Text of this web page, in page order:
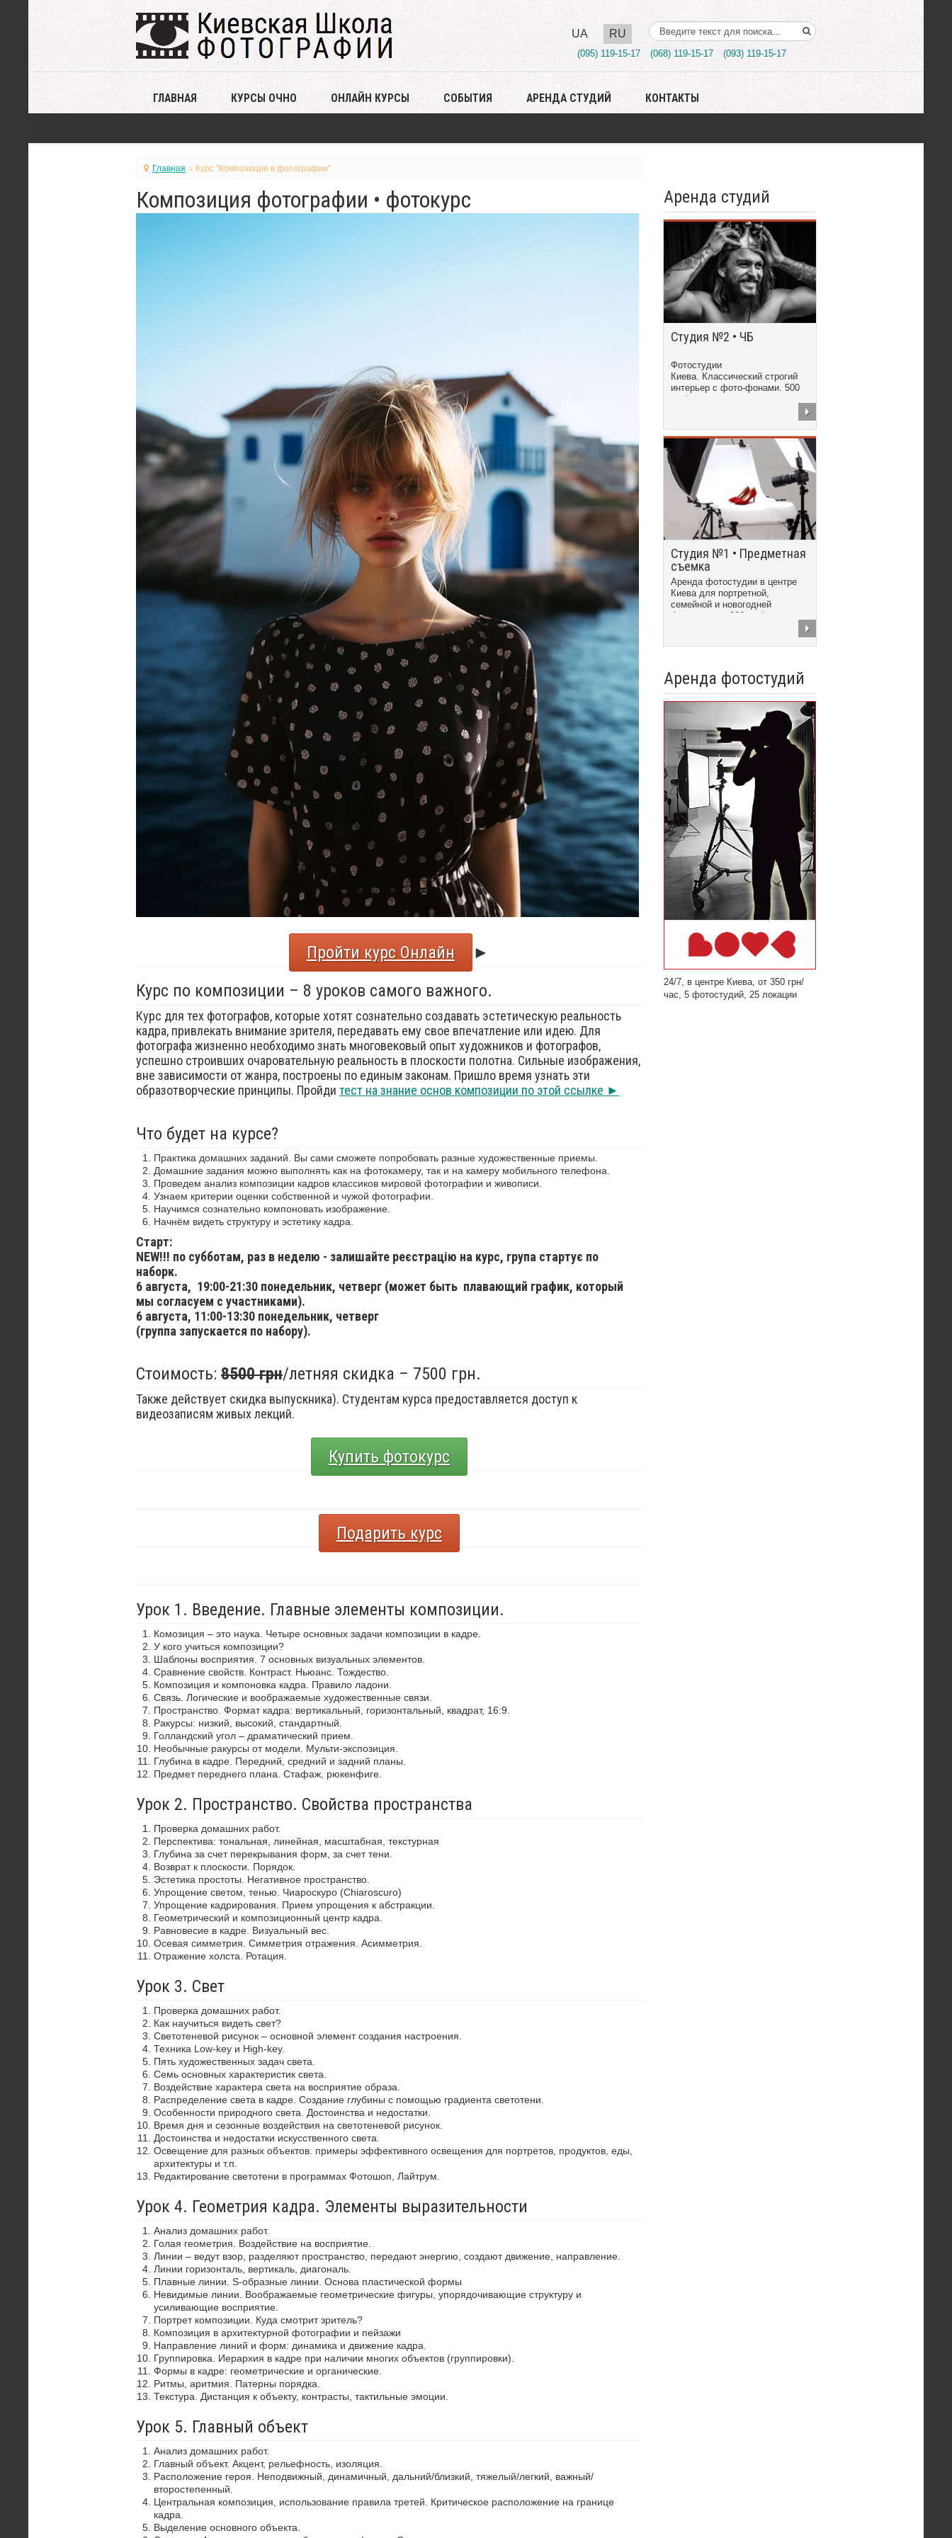
UA RU Поиск..
(095) 119-15-17 (068) 119-15-17 (093) 119-15-17
ГЛАВНАЯ КУРСЫ ОЧНО ОНЛАЙН КУРСЫ СОБЫТИЯ АРЕНДА СТУДИЙ КОНТАКТЫ
Главная Курс "Композиция в фотографии"
Композиция фотографии • фотокурс
Пройти курс Онлайн
►
Курс по композиции – 8 уроков самого важного.
Курс для тех фотографов, которые хотят сознательно создавать эстетическую реальность
кадра, привлекать внимание зрителя, передавать ему свое впечатление или идею. Для
фотографа жизненно необходимо знать многовековый опыт художников и фотографов,
успешно строивших очаровательную реальность в плоскости полотна. Сильные изображения,
вне зависимости от жанра, построены по единым законам. Пришло время узнать эти
образотворческие принципы. Пройди тест на знание основ композиции по этой ссылке ►
Что будет на курсе?
Практика домашних заданий. Вы сами сможете попробовать разные художественные приемы.
Домашние задания можно выполнять как на фотокамеру, так и на камеру мобильного телефона.
Проведем анализ композиции кадров классиков мировой фотографии и живописи.
Узнаем критерии оценки собственной и чужой фотографии.
Научимся сознательно компоновать изображение.
Начнём видеть структуру и эстетику кадра.
Старт:
NEW!!! по субботам, раз в неделю - залишайте реєстрацію на курс, група стартує по
наборк.
6 августа, 19:00-21:30 понедельник, четверг (может быть плавающий график, который
мы согласуем с участниками).
6 августа, 11:00-13:30 понедельник, четверг
(группа запускается по набору).
Стоимость: 8500 грн/летняя скидка – 7500 грн.
Также действует скидка выпускника). Студентам курса предоставляется доступ к
видеозаписям живых лекций.
Купить фотокурс
Подарить курс
Урок 1. Введение. Главные элементы композиции.
Комозиция – это наука. Четыре основных задачи композиции в кадре.
У кого учиться композиции?
Шаблоны восприятия. 7 основных визуальных элементов.
Сравнение свойств. Контраст. Ньюанс. Тождество.
Композиция и компоновка кадра. Правило ладони.
Связь. Логические и воображаемые художественные связи.
Пространство. Формат кадра: вертикальный, горизонтальный, квадрат, 16:9.
Ракурсы: низкий, высокий, стандартный.
Голландский угол – драматический прием.
Необычные ракурсы от модели. Мульти-экспозиция.
Глубина в кадре. Передний, средний и задний планы.
Предмет переднего плана. Стафаж, рюкенфиге.
Урок 2. Пространство. Свойства пространства
Проверка домашних работ.
Перспектива: тональная, линейная, масштабная, текстурная
Глубина за счет перекрывания форм, за счет тени.
Возврат к плоскости. Порядок.
Эстетика простоты. Негативное пространство.
Упрощение светом, тенью. Чиароскуро (Chiaroscuro)
Упрощение кадрирования. Прием упрощения к абстракции.
Геометрический и композиционный центр кадра.
Равновесие в кадре. Визуальный вес.
Осевая симметрия. Симметрия отражения. Асимметрия.
Отражение холста. Ротация.
Урок 3. Свет
Проверка домашних работ.
Как научиться видеть свет?
Светотеневой рисунок – основной элемент создания настроения.
Техника Low-key и High-key.
Пять художественных задач света.
Семь основных характеристик света.
Воздействие характера света на восприятие образа.
Распределение света в кадре. Создание глубины с помощью градиента светотени.
Особенности природного света. Достоинства и недостатки.
Время дня и сезонные воздействия на светотеневой рисунок.
Достоинства и недостатки искусственного света.
Освещение для разных объектов. примеры эффективного освещения для портретов, продуктов, еды,
архитектуры и т.п.
Редактирование светотени в программах Фотошоп, Лайтрум.
Урок 4. Геометрия кадра. Элементы выразительности
Анализ домашних работ.
Голая геометрия. Воздействие на восприятие.
Линии – ведут взор, разделяют пространство, передают энергию, создают движение, направление.
Линии горизонталь, вертикаль, диагональ.
Плавные линии. S-образные линии. Основа пластической формы
Невидимые линии. Воображаемые геометрические фигуры, упорядочивающие структуру и
усиливающие восприятие.
Портрет композиции. Куда смотрит зритель?
Композиция в архитектурной фотографии и пейзажи
Направление линий и форм: динамика и движение кадра.
Группировка. Иерархия в кадре при наличии многих объектов (группировки).
Формы в кадре: геометрические и органические.
Ритмы, аритмия. Патерны порядка.
Текстура. Дистанция к объекту, контрасты, тактильные эмоции.
Урок 5. Главный объект
Анализ домашних работ.
Главный объект. Акцент, рельефность, изоляция.
Расположение героя. Неподвижный, динамичный, дальний/близкий, тяжелый/легкий, важный/
второстепенный.
Центральная композиция, использование правила третей. Критическое расположение на границе
кадра.
Выделение основного объекта.
Аренда студий
Студия №2 • ЧБ
Фотостудии
Киева. Классический строгий
интерьер с фото-фонами. 500
грн/час
Студия №1 • Предметная
съемка
Аренда фотостудии в центре
Киева для портретной,
семейной и новогодней
фотосъемки. 300 грн/час
Аренда фотостудий
24/7, в центре Киева, от 350 грн/
час, 5 фотостудий, 25 локации